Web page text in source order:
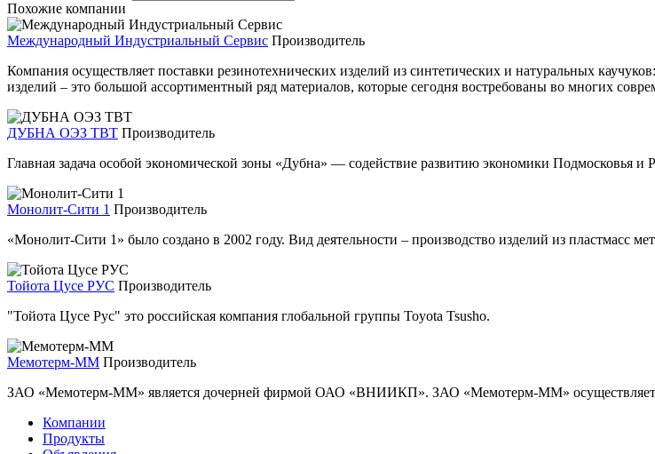
Похожие компании
Международный Индустриальный Сервис Производитель
Компания осуществляет поставки резинотехнических изделий из синтетических и натуральных
изделий – это большой ассортиментный ряд материалов, которые сегодня востребованы во многих
ДУБНА ОЭЗ ТВТ Производитель
Главная задача особой экономической зоны «Дубна» — содействие развитию экономики Подмосковья
Монолит-Сити 1 Производитель
«Монолит-Сити 1» было создано в 2002 году. Вид деятельности – производство изделий из пластмасс
Тойота Цусе РУС Производитель
"Тойота Цусе Рус" это российская компания глобальной группы Toyota Tsusho.
Мемотерм-ММ Производитель
ЗАО «Мемотерм-ММ» является дочерней фирмой ОАО «ВНИИКП». ЗАО «Мемотерм-ММ» осуществляет
Компании
Продукты